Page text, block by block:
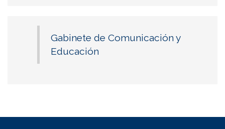
Gabinete de Comunicación y
Educación